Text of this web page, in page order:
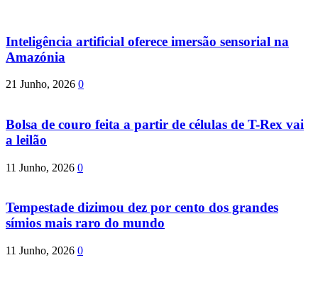
Inteligência artificial oferece imersão sensorial na
Amazónia
21 Junho, 2026 0
Bolsa de couro feita a partir de células de T-Rex vai
a leilão
11 Junho, 2026 0
Tempestade dizimou dez por cento dos grandes
símios mais raro do mundo
11 Junho, 2026 0